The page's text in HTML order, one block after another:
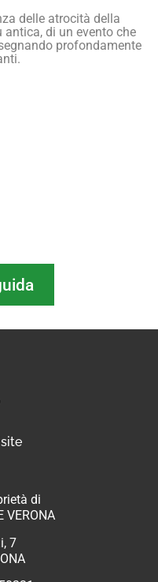
delle atrocità della
di un evento che
profondamente
di
VERONA
7